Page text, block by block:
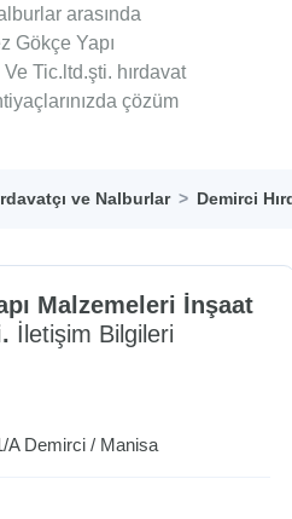
arasında
Gökçe Yapı
Tic.ltd.şti. hırdavat
çözüm
ve Nalburlar Demirci
Malzemeleri İnşaat
İletişim Bilgileri
A Demirci / Manisa